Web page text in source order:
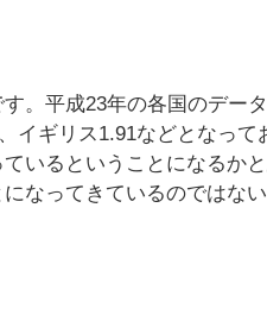
。平成23年の各国のデータ
イギリス1.91などとなって
いるということになるか
なってきているのではな